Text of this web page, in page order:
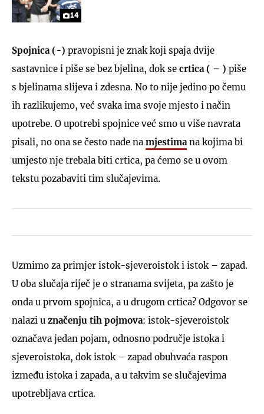
14
Spojnica (-) pravopisni je znak koji spaja dvije
sastavnice i piše se bez bjelina, dok se crtica ( – ) piše
s bjelinama slijeva i zdesna. No to nije jedino po čemu
ih razlikujemo, već svaka ima svoje mjesto i način
upotrebe. O upotrebi spojnice već smo u više navrata
pisali, no ona se često nađe na mjestima na kojima bi
umjesto nje trebala biti crtica, pa ćemo se u ovom
tekstu pozabaviti tim slučajevima.
Uzmimo za primjer istok-sjeveroistok i istok – zapad.
U oba slučaja riječ je o stranama svijeta, pa zašto je
onda u prvom spojnica, a u drugom crtica? Odgovor se
nalazi u značenju tih pojmova: istok-sjeveroistok
označava jedan pojam, odnosno područje istoka i
sjeveroistoka, dok istok – zapad obuhvaća raspon
između istoka i zapada, a u takvim se slučajevima
upotrebljava crtica.